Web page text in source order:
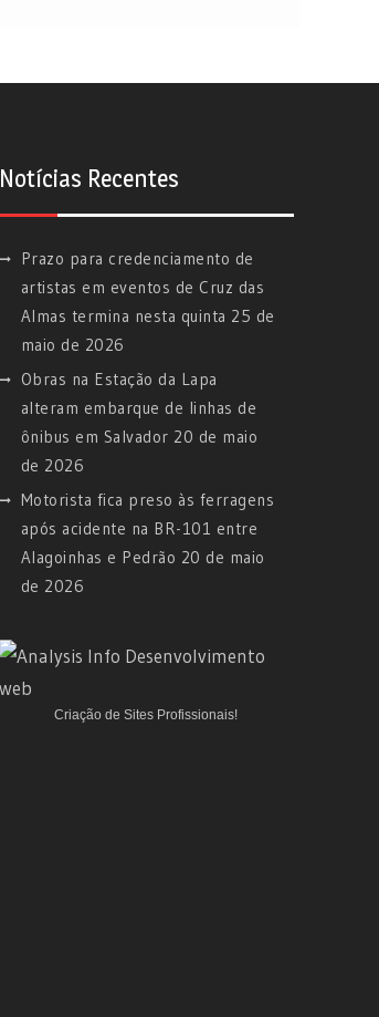
Notícias Recentes
Prazo para credenciamento de
artistas em eventos de Cruz das
Almas termina nesta quinta 25 de
maio de 2026
Obras na Estação da Lapa
alteram embarque de linhas de
ônibus em Salvador 20 de maio
de 2026
Motorista fica preso às ferragens
após acidente na BR-101 entre
Alagoinhas e Pedrão 20 de maio
de 2026
Criação de Sites Profissionais!